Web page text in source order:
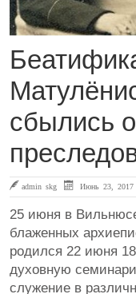
сбылись
admin skg Июнь 23, 2017
25 июня в
блаженных
родился 22 июня
духовную
служение в